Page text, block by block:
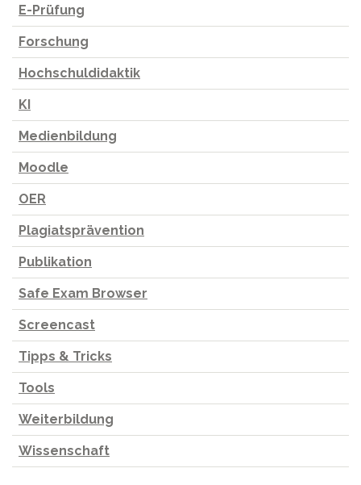
E-Prüfung
Forschung
Hochschuldidaktik
KI
Medienbildung
Moodle
OER
Plagiatsprävention
Publikation
Safe Exam Browser
Screencast
Tipps & Tricks
Tools
Weiterbildung
Wissenschaft